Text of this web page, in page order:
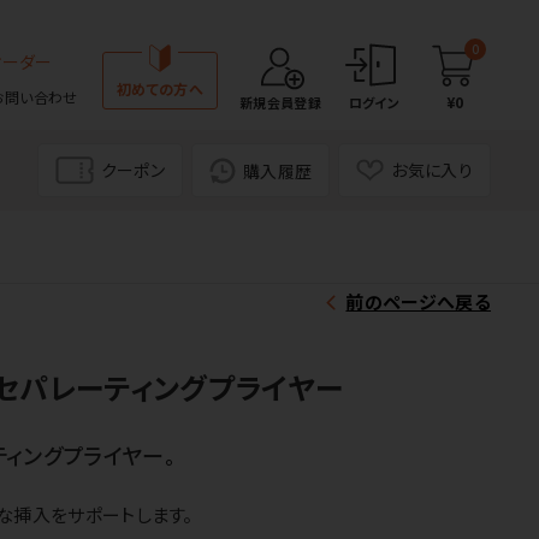
ダー
問い合わせ 初めての方へ
新規会員登録 ログイン
0
¥0
クーポン 購入履歴 お気に入り
前のページへ戻る
パレーティングプライヤー
ングプライヤー。
挿入をサポートします。